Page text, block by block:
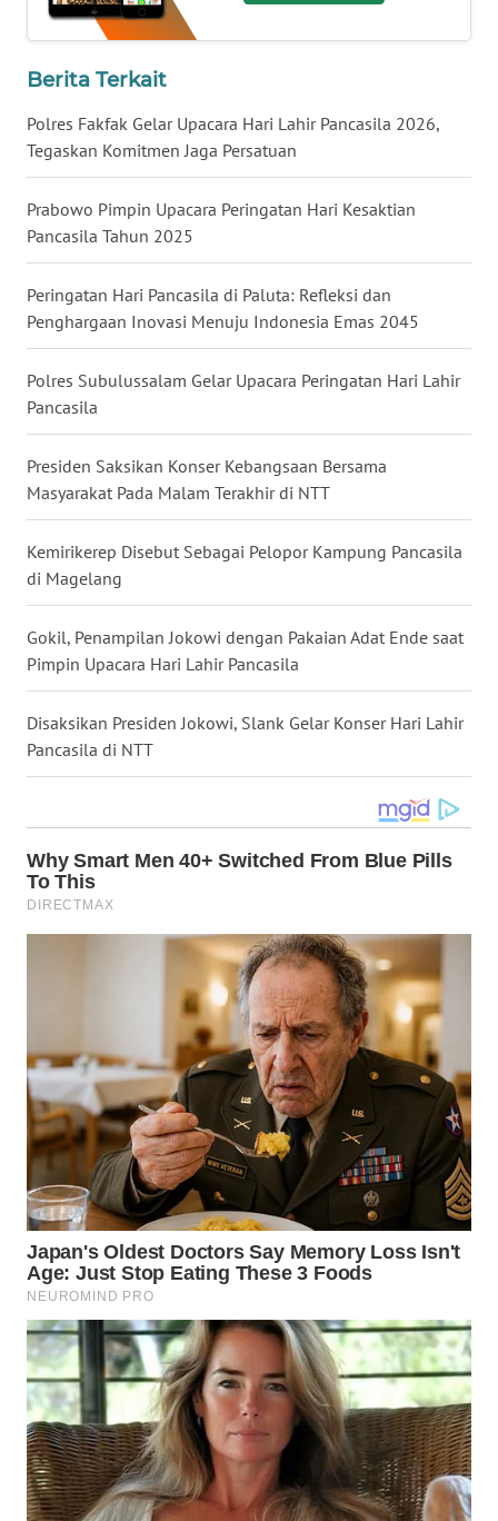
Berita Terkait
Polres Fakfak Gelar Upacara Hari Lahir Pancasila 2026,
Tegaskan Komitmen Jaga Persatuan
Prabowo Pimpin Upacara Peringatan Hari Kesaktian
Pancasila Tahun 2025
Peringatan Hari Pancasila di Paluta: Refleksi dan
Penghargaan Inovasi Menuju Indonesia Emas 2045
Polres Subulussalam Gelar Upacara Peringatan Hari Lahir
Pancasila
Presiden Saksikan Konser Kebangsaan Bersama
Masyarakat Pada Malam Terakhir di NTT
Kemirikerep Disebut Sebagai Pelopor Kampung Pancasila
di Magelang
Gokil, Penampilan Jokowi dengan Pakaian Adat Ende saat
Pimpin Upacara Hari Lahir Pancasila
Disaksikan Presiden Jokowi, Slank Gelar Konser Hari Lahir
Pancasila di NTT
WN
JOGJA
JATIM
BALI
KALBAR
WN
KALTENG
WN
KALTARA
WN
KALSEL
WN
WN
GORONTALO
WN
WN
MALUT
WN
DAIRI
WN
DANAU
WN
NIAS
WN
LANGKAT